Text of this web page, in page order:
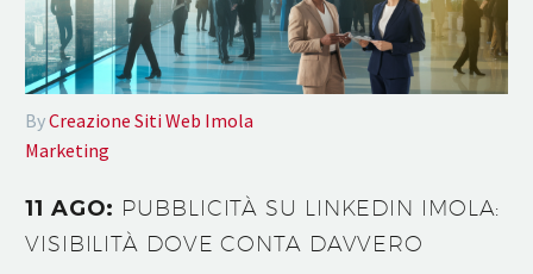
ByCreazione Siti Web Imola
Marketing
11 AGO: PUBBLICITÀ SU LINKEDIN IMOLA:
VISIBILITÀ DOVE CONTA DAVVERO